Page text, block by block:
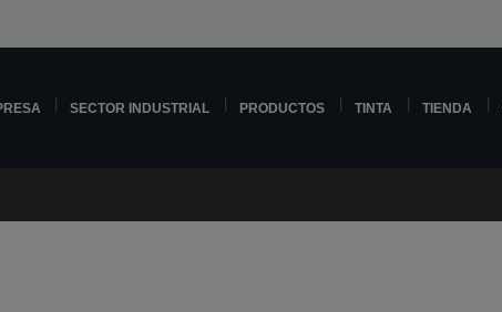
SECTOR INDUSTRIAL PRODUCTOS TINTA TIENDA